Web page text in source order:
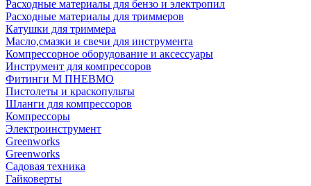
Расходные материалы для бензо и электропил
Расходные материалы для триммеров
Катушки для триммера
Масло,смазки и свечи для инструмента
Компрессорное оборудование и аксессуары
Инструмент для компрессоров
Фитинги М ПНЕВМО
Пистолеты и краскопульты
Шланги для компрессоров
Компрессоры
Электроинструмент
Greenworks
Greenworks
Садовая техника
Гайковерты